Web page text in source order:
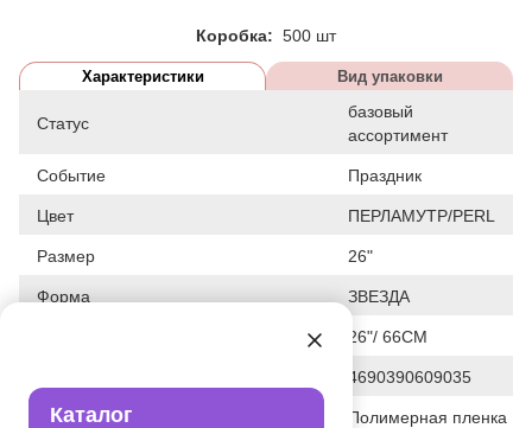
Каталог
Коробка: 500 шт
Характеристики Вид упаковки
Статус
базовый
ассортимент
Событие Праздник
Цвет ПЕРЛАМУТР/PERL
Размер 26"
Форма ЗВЕЗДА
26"/ 66CM
4690390609035
Исходный материал Полимерная пленка